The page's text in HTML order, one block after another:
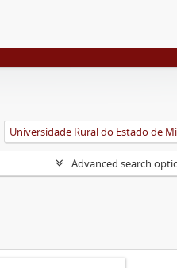
Advanced search